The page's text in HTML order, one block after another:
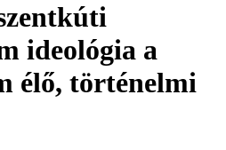
ideológia a
élő, történelmi